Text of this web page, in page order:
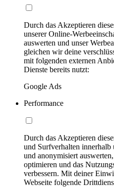
Durch das Akzeptieren
unserer Online-
auswerten und unser
gleichen wir deine
mit folgenden externen
Dienste bereits nutzt:
Google Ads
Performance
Durch das Akzeptieren
und Surfverhalten innerhalb
und anonymisiert
optimieren und das
verbessern. Mit deiner
Webseite folgende